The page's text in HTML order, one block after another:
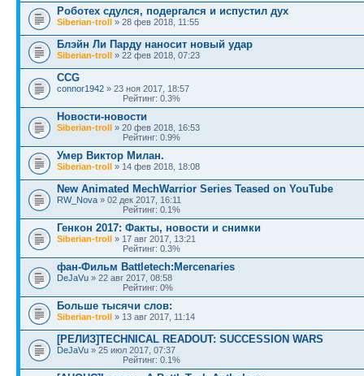
Роботех сдулся, подергался и испустил дух
Siberian-troll » 28 фев 2018, 11:55
Блэйн Ли Парду наносит новый удар
Siberian-troll » 22 фев 2018, 07:23
CCG
connor1942 » 23 ноя 2017, 18:57
Рейтинг: 0.3%
Новости-новости
Siberian-troll » 20 фев 2018, 16:53
Рейтинг: 0.9%
Умер Виктор Милан.
Siberian-troll » 14 фев 2018, 18:08
New Animated MechWarrior Series Teased on YouTube
RW_Nova » 02 дек 2017, 16:11
Рейтинг: 0.1%
Генкон 2017: Факты, новости и снимки
Siberian-troll » 17 авг 2017, 13:21
Рейтинг: 0.3%
фан-Фильм Battletech:Mercenaries
DeJaVu » 22 авг 2017, 08:58
Рейтинг: 0%
Больше тысячи слов:
Siberian-troll » 13 авг 2017, 11:14
[РЕЛИЗ]TECHNICAL READOUT: SUCCESSION WARS
DeJaVu » 25 июл 2017, 07:37
Рейтинг: 0.1%